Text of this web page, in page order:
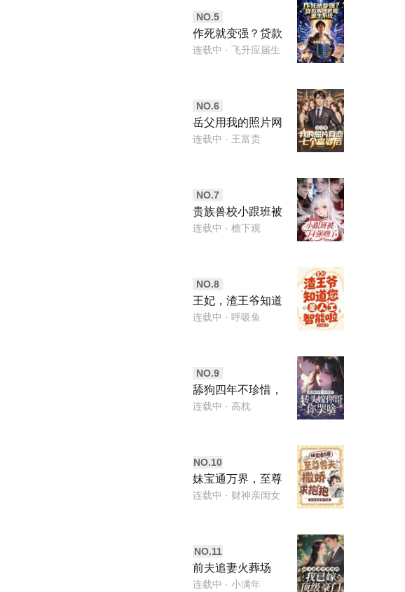
NO.5
作死就变强？贷款
解锁武道重生系统
连载中 · 飞升应届生
NO.6
岳父用我的照片网
恋七个富婆后
连载中 · 王富贵
NO.7
贵族兽校小跟班被
f4强吻了
连载中 · 檐下观
NO.8
王妃，渣王爷知道
您是人工智能啦
连载中 · 呼吸鱼
NO.9
舔狗四年不珍惜，
转头嫁你哥你哭
连载中 · 高枕
NO.10
妹宝通万界，至尊
兽夫撒娇求抱抱
连载中 · 财神亲闺女
NO.11
前夫追妻火葬场
时，我已嫁顶级豪
连载中 · 小满年